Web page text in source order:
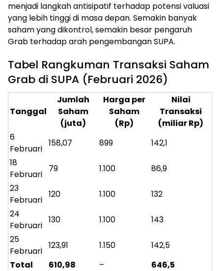
menjadi langkah antisipatif terhadap potensi valuasi
yang lebih tinggi di masa depan. Semakin banyak
saham yang dikontrol, semakin besar pengaruh
Grab terhadap arah pengembangan SUPA.
Tabel Rangkuman Transaksi Saham
Grab di SUPA (Februari 2026)
Tanggal
Jumlah
Saham
(juta)
Harga per
Saham
(Rp)
Nilai
Transaksi
(miliar Rp)
6
Februari
158,07 899
142,1
18
Februari
79 1.100
86,9
23
Februari
120 1.100
132
24
Februari
130 1.100
143
25
Februari
123,91 1.150
142,5
Total
610,98 – 646,5